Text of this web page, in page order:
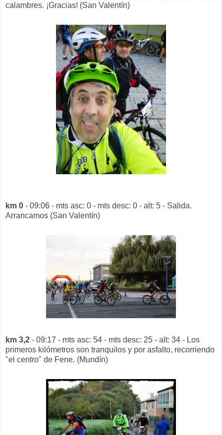
calambres. ¡Gracias! (San Valentín)
km 0 - 09:06 - mts asc: 0 - mts desc: 0 - alt: 5 - Salida.
Arrancamos (San Valentín)
km 3,2 - 09:17 - mts asc: 54 - mts desc: 25 - alt: 34 - Los
primeros kilómetros son tranquilos y por asfalto, recorriendo
"el centro" de Fene. (Mundín)